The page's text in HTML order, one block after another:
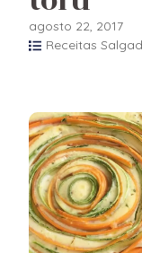
agosto 22, 2017
Receitas